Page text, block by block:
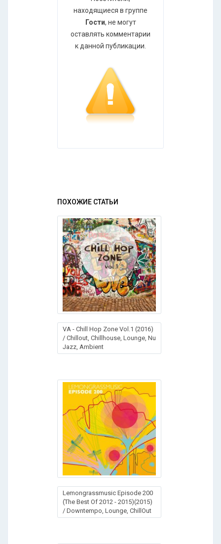
находящиеся в группе
Гости, не могут
оставлять комментарии
к данной публикации.
ПОХОЖИЕ СТАТЬИ
VA - Chill Hop Zone Vol.1 (2016)
/ Chillout, Chillhouse, Lounge, Nu
Jazz, Ambient
Lemongrassmusic Episode 200
(The Best Of 2012 - 2015)(2015)
/ Downtempo, Lounge, ChillOut